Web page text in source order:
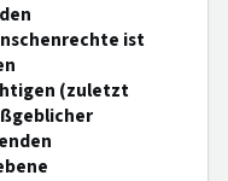
ist
(zuletzt